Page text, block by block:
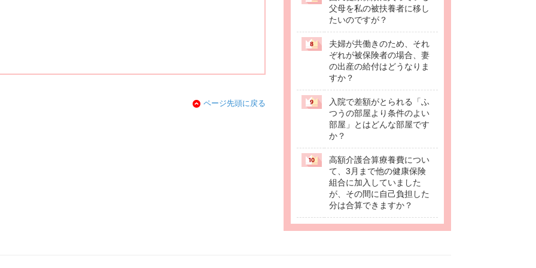
ページ先頭に戻る
父母を私の被扶養者に移し
たいのですが？
夫婦が共働きのため、それ
ぞれが被保険者の場合、妻
の出産の給付はどうなりま
すか？
入院で差額がとられる「ふ
つうの部屋より条件のよい
部屋」とはどんな部屋です
か？
高額介護合算療養費につい
て、3月まで他の健康保険
組合に加入していました
が、その間に自己負担した
分は合算できますか？